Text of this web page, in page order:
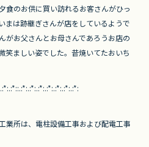
食のお供に買い訪れるお客さんがひっ
まは跡継ぎさんが店をしているようで
がお父さんとお母さんであろうお店の
笑ましい姿でした。昔焼いてたおいち
::.:*:.:*:.:*:.:*:.:*:.:*:.:*:
業所は、 電柱設備工事および配電工事